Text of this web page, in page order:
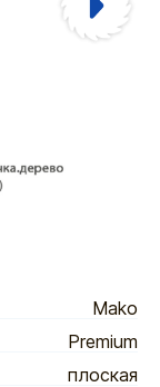
Mako
Premium
плоская